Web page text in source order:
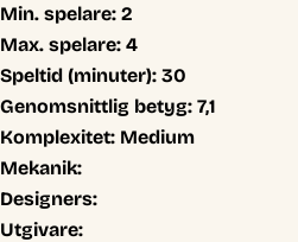
Min. spelare: 2
Max. spelare: 4
Speltid (minuter): 30
Genomsnittlig betyg: 7,1
Komplexitet: Medium
Mekanik:
Designers:
Utgivare: